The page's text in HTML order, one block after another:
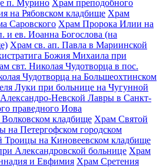
п. Мурино Храм преподобного
на Рябовском кладбище Храм
Саровского Храм Пророка Илии на
и ев. Иоанна Богослова (на
Храм св. ап. Павла в Мариинской
Божия Михаила при
свт. Николая Чудотворца в пос.
Чудотворца на Большеохтинском
Луки при больнице на Чугунной
Невской Лавры в Санкт-
праведного Иова
кладбище Храм Святой
на Петергофском городском
Троицы на Киновеевском кладбище
Александровской больнице Храм
и Евфимия Храм Сретения